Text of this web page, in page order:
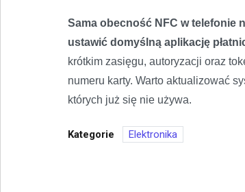
Sama obecność NFC w telefonie
ustawić domyślną aplikację
krótkim zasięgu, autoryzacji oraz
numeru karty. Warto aktualizować
których już się nie używa.
Kategorie Elektronika